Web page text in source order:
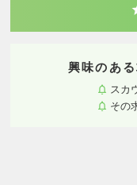
興味のあ
スカ
その